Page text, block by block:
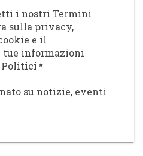
i nostri Termini
sulla privacy,
e il
tue informazioni
Politici*
su notizie, eventi